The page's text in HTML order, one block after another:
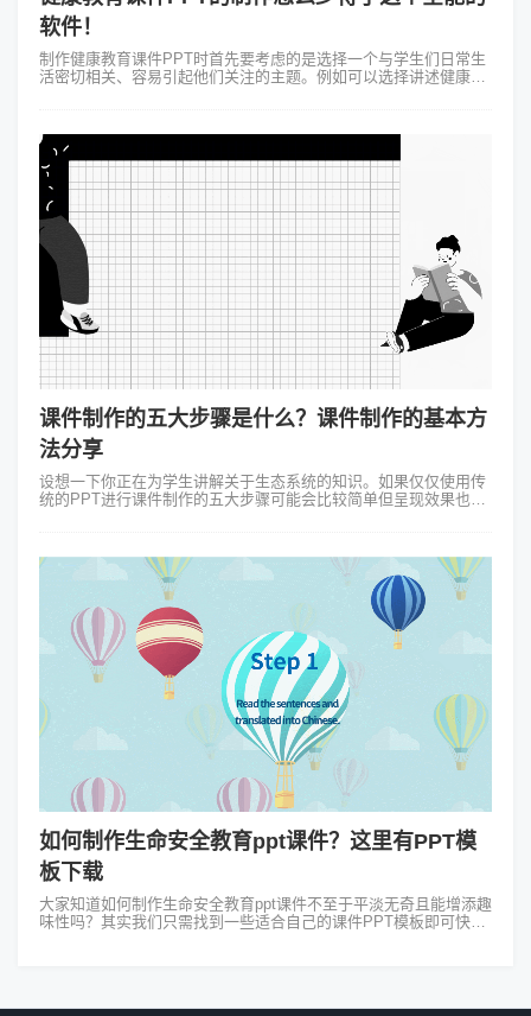
软件！
制作健康教育课件PPT时首先要考虑的是选择一个与学生们日常生
活密切相关、容易引起他们关注的主题。例如可以选择讲述健康饮
课件制作的五大步骤是什么？课件制作的基本方
法分享
设想一下你正在为学生讲解关于生态系统的知识。如果仅仅使用传
统的PPT进行课件制作的五大步骤可能会比较简单但呈现效果也不
如何制作生命安全教育ppt课件？这里有PPT模
板下载
大家知道如何制作生命安全教育ppt课件不至于平淡无奇且能增添趣
味性吗？其实我们只需找到一些适合自己的课件PPT模板即可快速